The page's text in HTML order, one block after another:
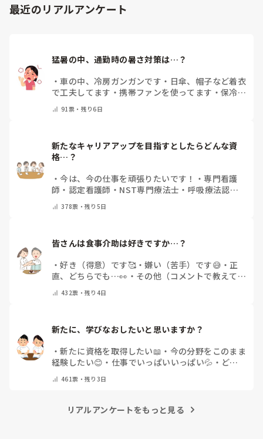
最近のリアルアンケート
猛暑の中、通勤時の暑さ対策は…？
・車の中、冷房ガンガンです ・ 日傘、帽子など着衣
で工夫してます ・携帯ファンを使ってます ・ 保冷剤
ん ・その他（コメントで教えて下さい）
91 票・ 残り6日
新たなキャリアアップを目指すとしたらどんな資
格…？
・今は、今の仕事を頑張りたいです！ ・専門看護
師 ・ 認定看護師 ・ NST専門療法士 ・ 呼吸療法認定
内視鏡技師・その他(コメントで教えて下さい)
378票・残り5日
皆さんは食事介助は好きですか…？
・好き（得意）です🥰・嫌い（苦手）です😅 ・ 正
直、どちらでも…👀 ・ その他（コメントで教えてく
432票・残り4日
新たに、学びなおしたいと思いますか？
・新たに資格を取得したい📖 ・ 今の分野をこのまま
経験したい😊 ・ 仕事でいっぱいいっぱい💦 ・ どん
教えてください）
461票・残り3日
リアルアンケートをもっと見る